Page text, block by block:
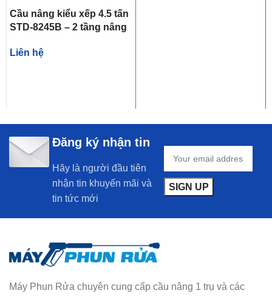
Cầu nâng kiểu xếp 4.5 tấn
STD-8245B – 2 tầng nâng
Liên hệ
Đăng ký nhận tin
Hãy là người đầu tiên
nhận tin khuyến mãi và
tin tức mới
Máy Phun Rửa chuyên cung cấp cầu nâng 1 trụ và các